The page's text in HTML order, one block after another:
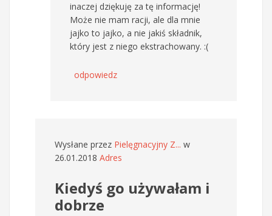
inaczej dziękuję za tę informację!
Może nie mam racji, ale dla mnie
jajko to jajko, a nie jakiś składnik,
który jest z niego ekstrachowany. :(
odpowiedz
Wysłane przez Pielęgnacyjny Z... w
26.01.2018 Adres
Kiedyś go używałam i
dobrze